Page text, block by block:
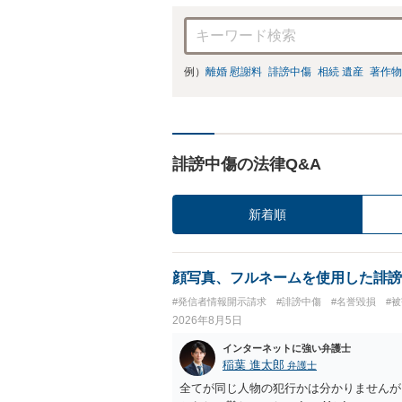
例） 離婚 慰謝料 誹謗中傷 相続 遺産 著作
誹謗中傷の法律Q&A
新着順
顔写真、フルネームを使用した誹
#発信者情報開示請求 #誹謗中傷 #名誉毀損 #
2026年8月5日
インターネットに強い弁護士
稲葉 進太郎 弁護士
全てが同じ人物の犯行かは分かりません